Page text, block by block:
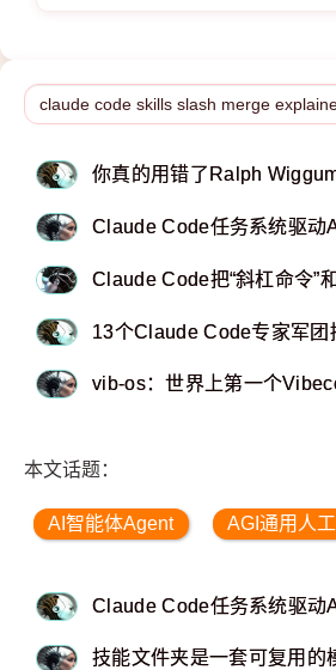
你真的用错了Ralph
Claude Code任务系统驱动
Claude Code把“斜杠命令”
13个Claude Code专家军
vib-os：世界上第一个
本文话题：
AI智能体Agent AGI通用人
Claude Code任务系统驱动
技能文件夹是一套可复用的